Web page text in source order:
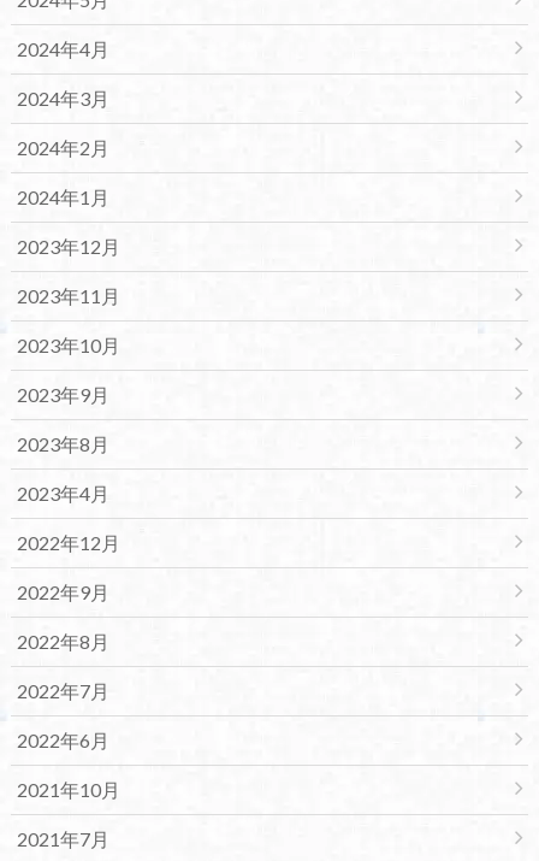
2024年4月
2024年3月
2024年2月
2024年1月
2023年12月
2023年11月
2023年10月
2023年9月
2023年8月
2023年4月
2022年12月
2022年9月
2022年8月
2022年7月
2022年6月
2021年10月
2021年7月